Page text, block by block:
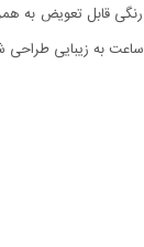
به زیبایی طراحی